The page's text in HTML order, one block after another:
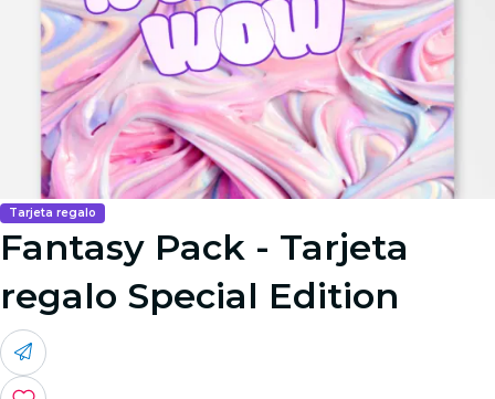
Tarjeta regalo
Fantasy Pack - Tarjeta
regalo Special Edition